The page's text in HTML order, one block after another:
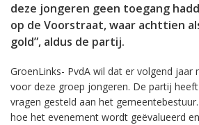
deze jongeren geen toegang
op de Voorstraat, waar achttien
gold”, aldus de partij.
GroenLinks- PvdA wil dat er volgend jaar
voor deze groep jongeren. De partij
vragen gesteld aan het
hoe het evenement wordt geëvalueerd